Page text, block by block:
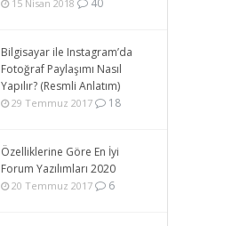
15 Nisan 2018 40
Bilgisayar ile Instagram’da
Fotoğraf Paylaşımı Nasıl
Yapılır? (Resmli Anlatım)
29 Temmuz 2017 18
Özelliklerine Göre En İyi
Forum Yazılımları 2020
20 Temmuz 2017 6